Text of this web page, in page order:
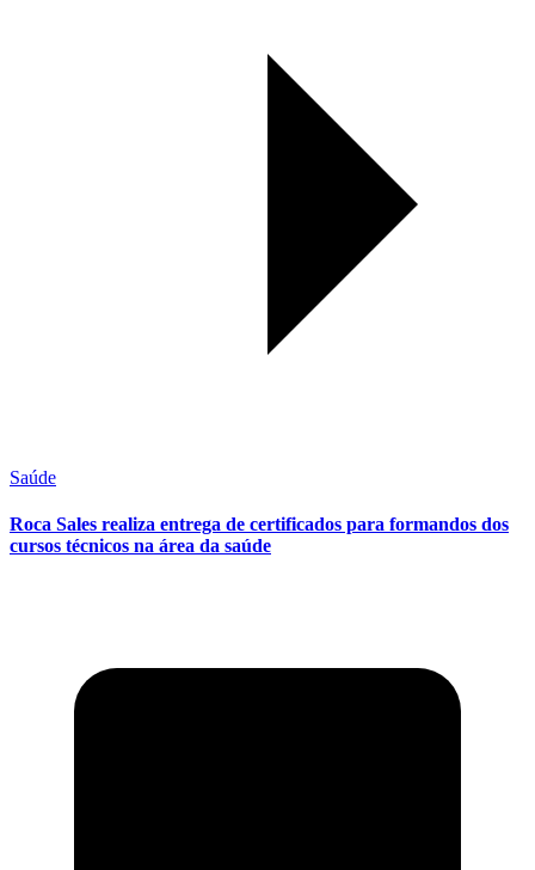
Saúde
Roca Sales realiza entrega de certificados para formandos dos
cursos técnicos na área da saúde